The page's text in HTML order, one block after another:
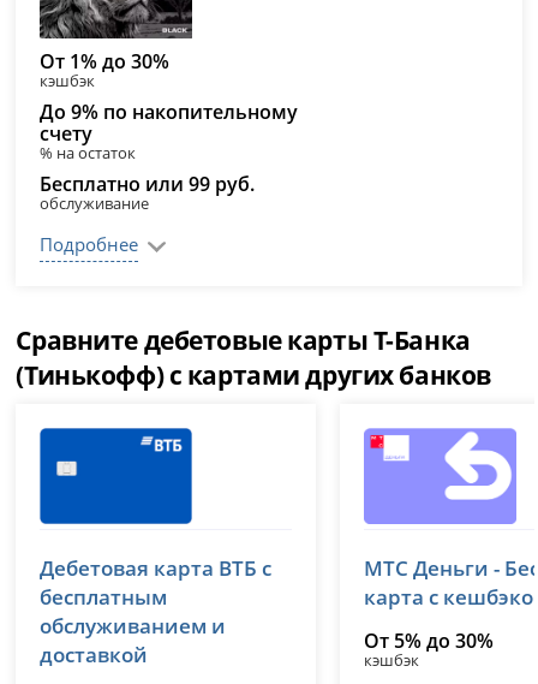
От 1% до 30%
кэшбэк
До 9% по накопительному
счету
% на остаток
Бесплатно или 99 руб.
обслуживание
Подробнее
Сравните дебетовые карты Т-Банка
(Тинькофф) с картами других банков
лицензия № 1000
Дебетовая карта ВТБ с
бесплатным
обслуживанием и
доставкой
лицензия № 2268
МТС Деньги -
карта с
От 5% до 30%
кэшбэк